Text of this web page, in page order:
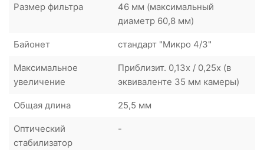
Размер фильтра
46 мм (максимальный
диаметр 60,8 мм)
Байонет стандарт "Микро 4/3"
Максимальное
увеличение
Приблизит. 0,13x / 0,25x (в
эквиваленте 35 мм камеры)
Общая длина 25,5 мм
Оптический
стабилизатор
-